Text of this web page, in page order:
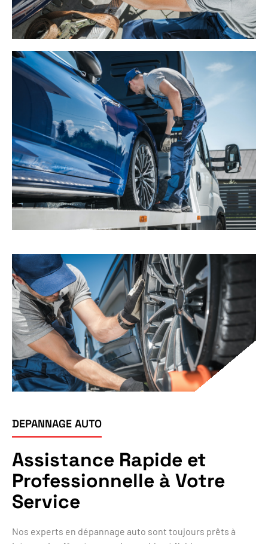
DEPANNAGE AUTO
Assistance Rapide et
Professionnelle à Votre
Service
Nos experts en dépannage auto sont toujours prêts à